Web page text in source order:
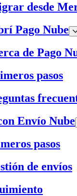
desde
Pago Nube
de Pago
pasos
Envío Nube
pasos
de envíos